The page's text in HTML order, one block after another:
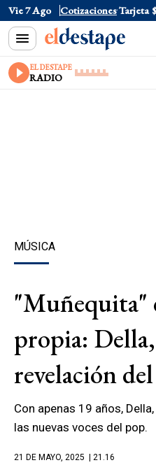
Vie 7 Ago Cotizaciones
$1520 Dólar Tarjeta $1976
EL DESTAPE
RADIO
MÚSICA
"Muñequita"
propia:
revelación
Con apenas 19 años,
las nuevas voces del pop.
21 DE MAYO, 2025 | 21.16